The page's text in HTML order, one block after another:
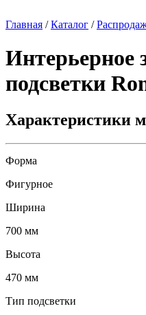
Главная /Каталог /
Интерьерное
подсветки
Характеристики
Форма
Фигурное
Ширина
700 мм
Высота
470 мм
Тип подсветки